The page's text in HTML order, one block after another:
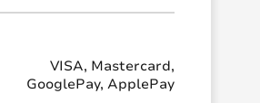
VISA, Mastercard,
GooglePay, ApplePay